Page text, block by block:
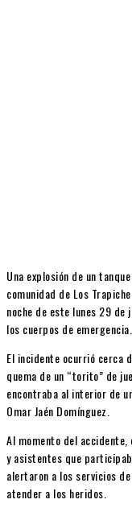
Una explosión de un
comunidad de Los
noche de este lunes 29 de
los cuerpos de emergencia.
El incidente ocurrió cerca
quema de un “torito” de
encontraba al interior de
Omar Jaén Domínguez.
Al momento del
y asistentes que
alertaron a los servicios
atender a los heridos.